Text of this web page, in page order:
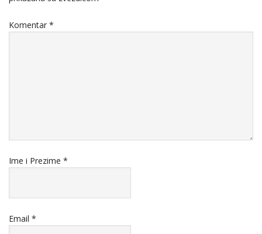
Komentar *
Ime i Prezime *
Email *